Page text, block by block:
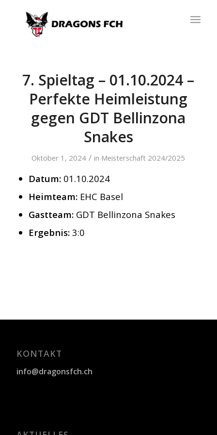
7. Spieltag – 01.10.2024 –
Perfekte Heimleistung
gegen GDT Bellinzona
Snakes
Oktober 1, 2024 / in Meisterschaft 2024/2025
Datum:01.10.2024
Heimteam:EHC Basel
Gastteam:GDT Bellinzona Snakes
Ergebnis:3:0
KONTAKT
info@dragonsfch.ch